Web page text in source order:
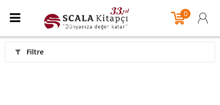
0
Filtre